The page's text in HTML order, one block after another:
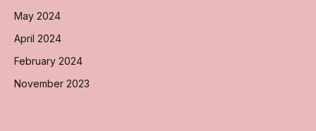
May 2024
April 2024
February 2024
November 2023